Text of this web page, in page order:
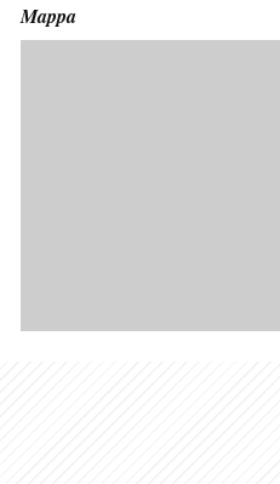
Mappa